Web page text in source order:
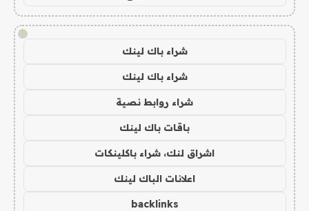
!
شراء باك لينك
شراء باك لينك
شراء روابط نصية
باقات باك لينك
اشراق لنك، شراء باكلينكات
اعلانات الباك لينك
backlinks